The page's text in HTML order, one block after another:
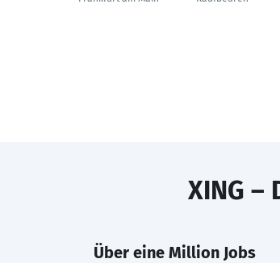
XING –
Über eine Million Jobs